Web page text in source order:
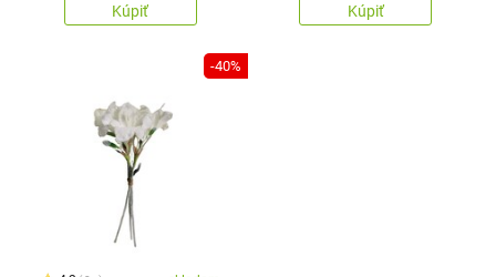
Kúpiť Kúpiť
-40%